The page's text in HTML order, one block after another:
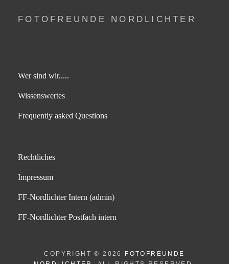
FOTOFREUNDE NORDLICHTER
Wer sind wir.....
Wissenswertes
Frequently asked Questions
Rechtliches
Impressum
FF-Nordlichter Intern (admin)
FF-Nordlichter Postfach intern
COPYRIGHT © 2026 FOTOFREUNDE